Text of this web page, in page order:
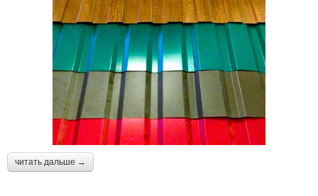
читать дальше →